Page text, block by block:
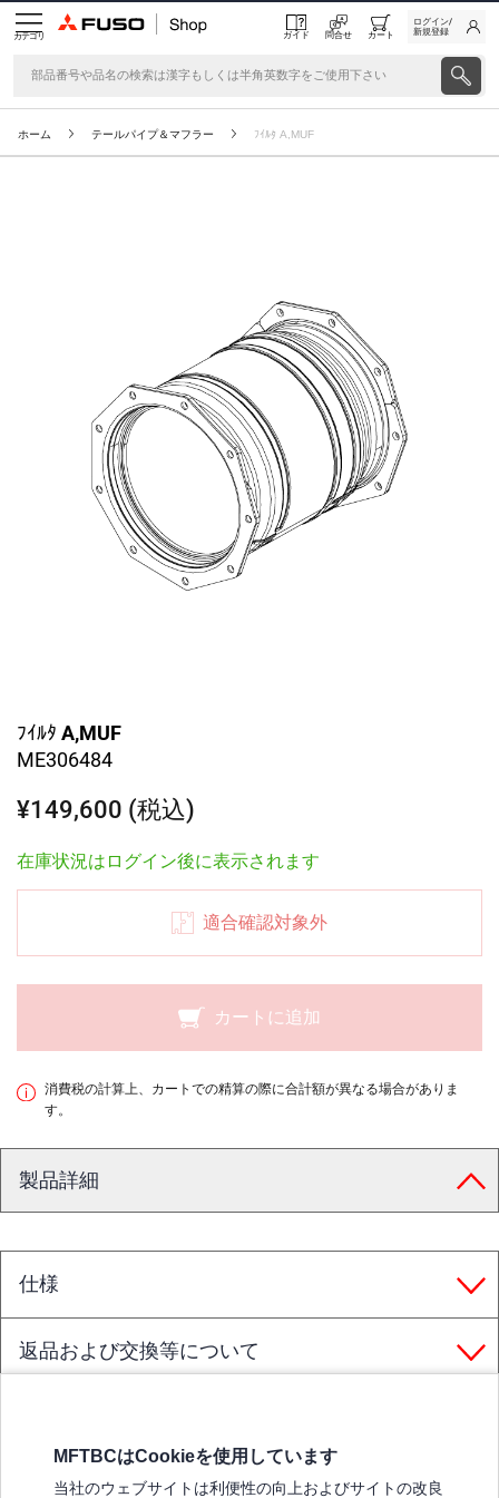
カテゴリ ガイド 問合せ カート
ログイン/
新規登録
ホーム テールパイプ＆マフラー ﾌｲﾙﾀ A,MUF
ﾌｲﾙﾀ A,MUF
ME306484
¥149,600 (税込)
在庫状況はログイン後に表示されます
適合確認対象外
カートに追加
消費税の計算上、カートでの精算の際に合計額が異なる場合がありま
す。
製品詳細
仕様
返品および交換等について
MFTBCはCookieを使用しています
当社のウェブサイトは利便性の向上およびサイトの改良